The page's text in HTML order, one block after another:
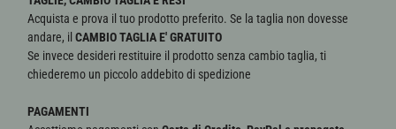
Acquista e prova il tuo prodotto preferito. Se la taglia non dovesse
andare, ilCAMBIO TAGLIA E' GRATUITO
Se invece desideri restituire il prodotto senza cambio taglia, ti
chiederemo un piccolo addebito di spedizione
PAGAMENTI